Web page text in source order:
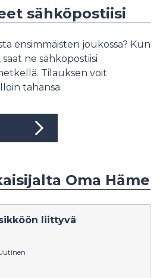
sähköpostiisi
ensimmäisten joukossa? Kun
ne sähköpostiisi
Tilauksen voit
tahansa.
Oma Häme
liittyvä